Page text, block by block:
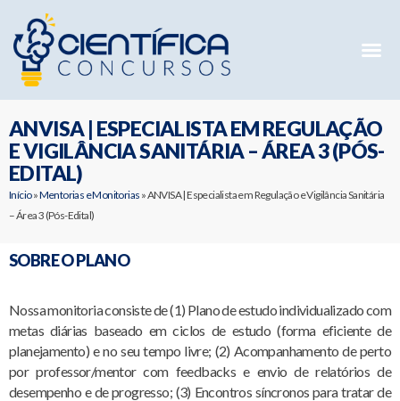
ANVISA | ESPECIALISTA EM REGULAÇÃO
E VIGILÂNCIA SANITÁRIA – ÁREA 3 (PÓS-
EDITAL)
Início»Mentorias e Monitorias »ANVISA | Especialista em Regulação e Vigilância Sanitária
– Área 3 (Pós-Edital)
SOBRE O PLANO
Nossa monitoria consiste de (1) Plano de estudo individualizado com
metas diárias baseado em ciclos de estudo (forma eficiente de
planejamento) e no seu tempo livre; (2) Acompanhamento de perto
por professor/mentor com feedbacks e envio de relatórios de
desempenho e de progresso; (3) Encontros síncronos para tratar de